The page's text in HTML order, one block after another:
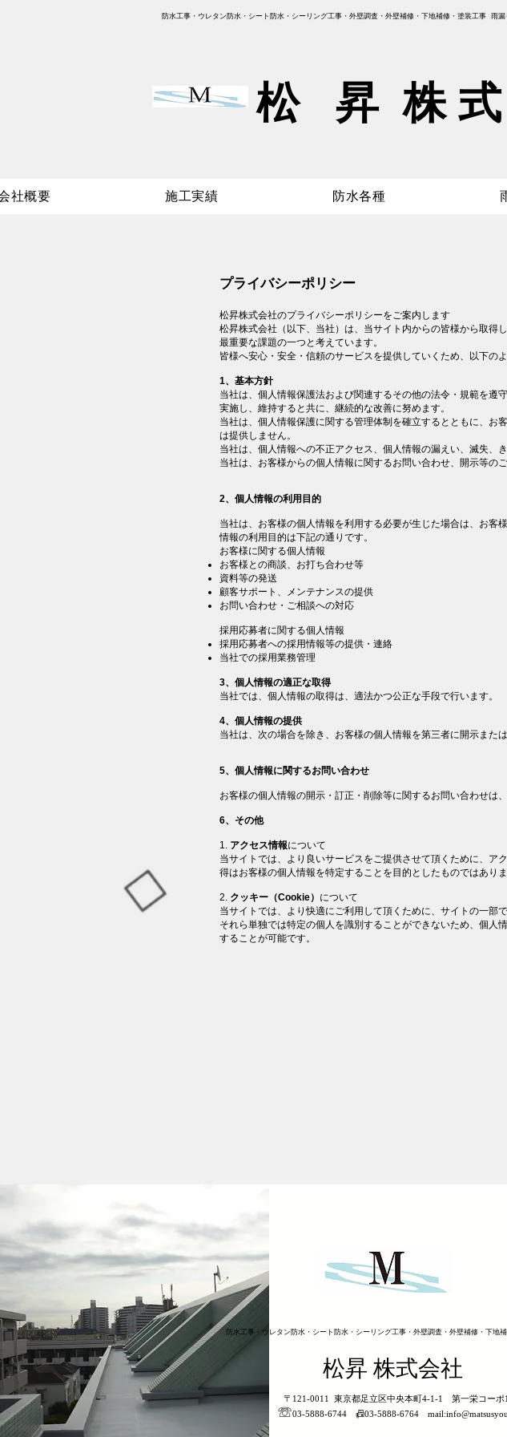
防水工事・ウレタン防水・シート防水・シーリング工事・外壁調査・外壁補修・下地補修・塗装工事 雨
松 昇 株 式
社概要 施工実績 防水各種
プライバシーポリシー
松昇株式会社のプライバシーポリシーをご案内します
松昇株式会社（以下、当社）は、当サイト内からの皆様から取得
最重要な課題の一つと考えています。
皆様へ安心・安全・信頼のサービスを提供していくため、以下の
1、基本方針
当社は、個人情報保護法および関連するその他の法令・規範を遵
実施し、維持すると共に、継続的な改善に努めます。
当社は、個人情報保護に関する管理体制を確立するとともに、お
は提供しません。
当社は、個人情報への不正アクセス、個人情報の漏えい、滅失、
当社は、お客様からの個人情報に関するお問い合わせ、開示等の
2、個人情報の利用目的
当社は、お客様の個人情報を利用する必要が生じた場合は、お客
情報の利用目的は下記の通りです。
お客様に関する個人情報
お客様との商談、お打ち合わせ等
資料等の発送
顧客サポート、メンテナンスの提供
お問い合わせ・ご相談への対応
採用応募者に関する個人情報
採用応募者への採用情報等の提供・連絡
当社での採用業務管理
3、個人情報の適正な取得
当社では、個人情報の取得は、適法かつ公正な手段で行います。
4、個人情報の提供
当社は、次の場合を除き、お客様の個人情報を第三者に開示または
5、個人情報に関するお問い合わせ
お客様の個人情報の開示・訂正・削除等に関するお問い合わせは
6、その他
1. アクセス情報について
当サイトでは、より良いサービスをご提供させて頂くために、ア
得はお客様の個人情報を特定することを目的としたものではありま
2. クッキー（Cookie） について
当サイトでは、より快適にご利用して頂くために、サイトの一部
それら単独では特定の個人を識別することができないため、個
することが可能です。
防水工事・ウレタン防水・シート防水・シーリング工事・外壁調査・外壁補修・下地
​松昇 株式会社
〒121-0011 東京都足立区中央本町4-1-1 第一栄コーポ
​☏03-5888-6744 📠03-5888-6764 mail: